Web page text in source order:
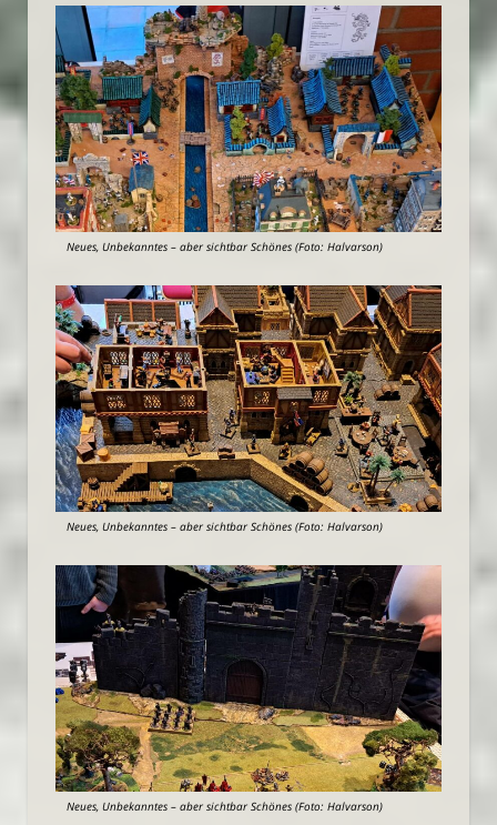
Neues, Unbekanntes – aber sichtbar Schönes (Foto: Halvarson)
Neues, Unbekanntes – aber sichtbar Schönes (Foto: Halvarson)
Neues, Unbekanntes – aber sichtbar Schönes (Foto: Halvarson)